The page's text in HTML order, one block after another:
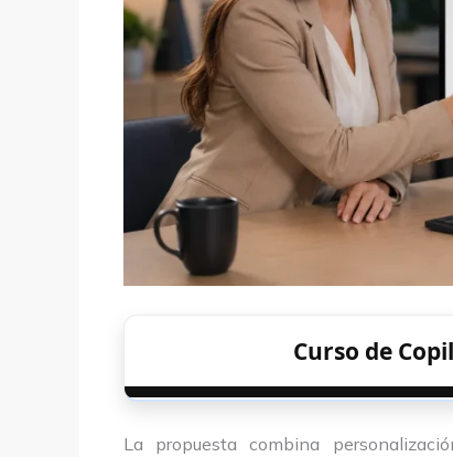
Curso de
La propuesta combina